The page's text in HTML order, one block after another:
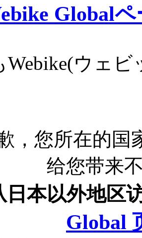
Global
Webike(ウェ
，您所在的国
给您带来
日本以外地区
Global